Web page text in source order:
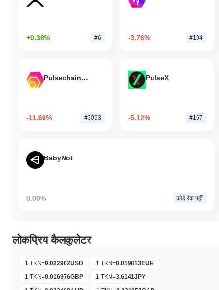
+0.36% #6 -3.76% #194
Pulsechain Bridged HEX (Pulsechain)
-11.66% #6053
PulseX
-5.12% #167
BabyNot
0.00% कोई रैंक नहीं
लोकप्रिय कैलकुलेटर
1 TKN=0.022902USD 1 TKN=0.019813EUR
1 TKN=0.016976GBP 1 TKN=3.6141JPY